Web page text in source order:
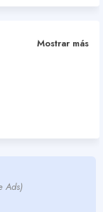
Mostrar más
Ads)